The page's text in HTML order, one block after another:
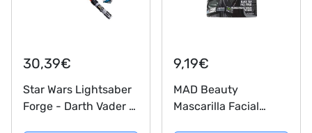
30,39€
Star Wars Lightsaber
Forge - Darth Vader -
9,19€
MAD Beauty
Mascarilla Facial